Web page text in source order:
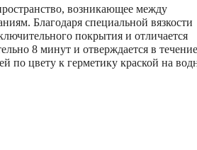
возникающее между
Благодаря специальной вязкости
покрытия и отличается
8 минут и отверждается в
по цвету к герметику краской на